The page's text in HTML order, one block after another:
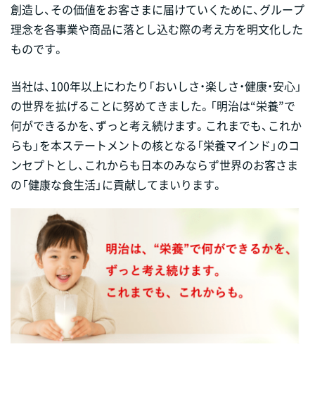
創造し、その価値をお客さまに届けていくために、グループ
理念を各事業や商品に落とし込む際の考え方を明文化した
ものです。
当社は、100年以上にわたり「おいしさ・楽しさ・健康・安心」
の世界を拡げることに努めてきました。「明治は“栄養”で
何ができるかを、ずっと考え続けます。これまでも、これか
らも」を本ステートメントの核となる「栄養マインド」のコ
ンセプトとし、これからも日本のみならず世界のお客さま
の「健康な食生活」に貢献してまいります。